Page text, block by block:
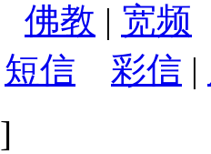
佛教 | 宽频
短信 彩信 |
]